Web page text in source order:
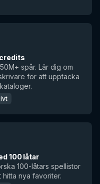
spår. Lär dig om
för att upptäcka
100 låtar
100-låtars spellistor
nya favoriter.